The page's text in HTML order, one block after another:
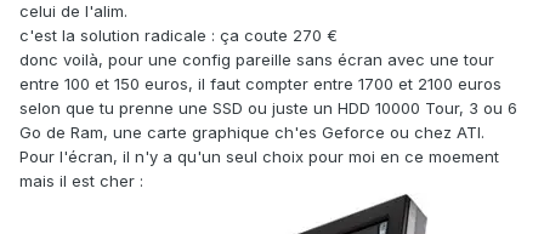
celui de l'alim.
c'est la solution radicale : ça coute 270 €
donc voilà, pour une config pareille sans écran avec une tour
entre 100 et 150 euros, il faut compter entre 1700 et 2100 euros
selon que tu prenne une SSD ou juste un HDD 10000 Tour, 3 ou 6
Go de Ram, une carte graphique ch'es Geforce ou chez ATI.
Pour l'écran, il n'y a qu'un seul choix pour moi en ce moement
mais il est cher :